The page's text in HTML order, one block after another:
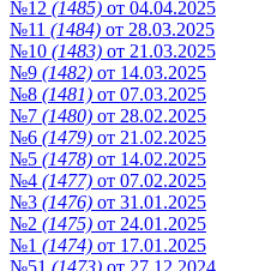
№12 (1485) от 04.04.2025
№11 (1484) от 28.03.2025
№10 (1483) от 21.03.2025
№9 (1482) от 14.03.2025
№8 (1481) от 07.03.2025
№7 (1480) от 28.02.2025
№6 (1479) от 21.02.2025
№5 (1478) от 14.02.2025
№4 (1477) от 07.02.2025
№3 (1476) от 31.01.2025
№2 (1475) от 24.01.2025
№1 (1474) от 17.01.2025
№51 (1473) от 27.12.2024